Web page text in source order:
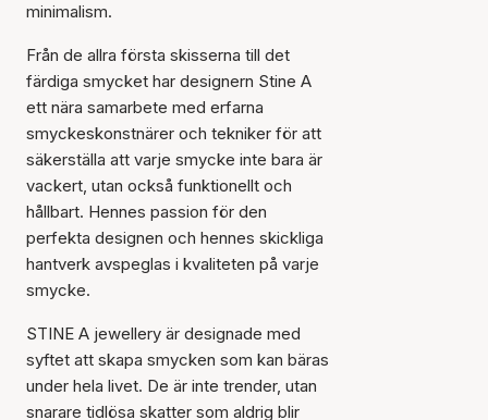
minimalism.
Från de allra första skisserna till det
färdiga smycket har designern Stine A
ett nära samarbete med erfarna
smyckeskonstnärer och tekniker för att
säkerställa att varje smycke inte bara är
vackert, utan också funktionellt och
hållbart. Hennes passion för den
perfekta designen och hennes skickliga
hantverk avspeglas i kvaliteten på varje
smycke.
STINE A jewellery är designade med
syftet att skapa smycken som kan bäras
under hela livet. De är inte trender, utan
snarare tidlösa skatter som aldrig blir